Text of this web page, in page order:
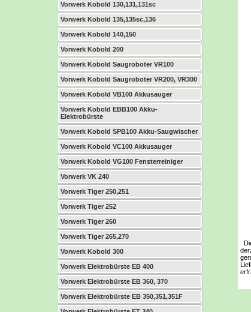
Vorwerk Kobold 130,131,131sc
Vorwerk Kobold 135,135sc,136
Vorwerk Kobold 140,150
Vorwerk Kobold 200
Vorwerk Kobold Saugroboter VR100
Vorwerk Kobold Saugroboter VR200, VR300
Vorwerk Kobold VB100 Akkusauger
Vorwerk Kobold EBB100 Akku-
Elektrobürste
Vorwerk Kobold SPB100 Akku-Saugwischer
Vorwerk Kobold VC100 Akkusauger
Vorwerk Kobold VG100 Fensterreiniger
Vorwerk VK 240
Vorwerk Tiger 250,251
Vorwerk Tiger 252
Vorwerk Tiger 260
Vorwerk Tiger 265,270
Vorwerk Kobold 300
Vorwerk Elektrobürste EB 400
Vorwerk Elektrobürste EB 360, 370
Vorwerk Elektrobürste EB 350,351,351F